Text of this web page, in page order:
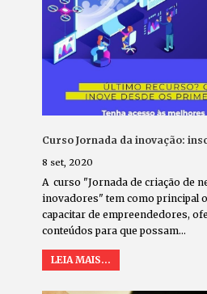
Curso Jornada da inovação:
8 set, 2020
A curso "Jornada de criação de
inovadores" tem como principal
capacitar de empreendedores,
conteúdos para que possam…
LEIA MAIS...